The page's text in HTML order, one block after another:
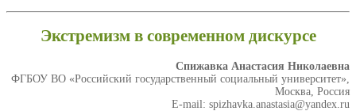
Экстремизм в современном дискурсе
Спижавка Анастасия Николаевна
ФГБОУ ВО «Российский государственный социальный университет»,
Москва, Россия
E-mail: spizhavka.anastasia@yandex.ru